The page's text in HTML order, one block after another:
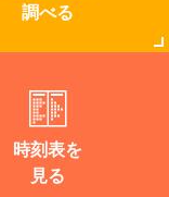
調べる
時刻表を
見る